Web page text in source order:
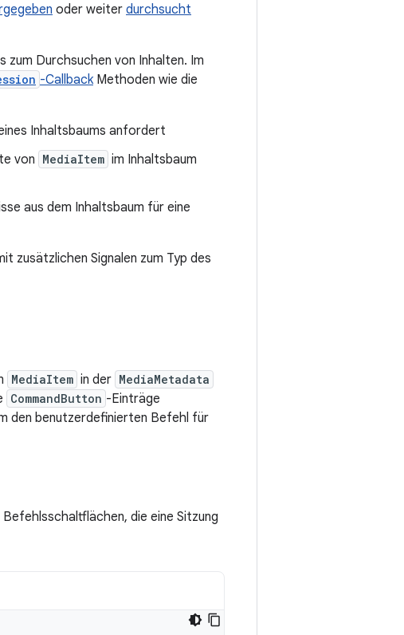
oder weiter durchsucht
zum Durchsuchen von Inhalten. Im
-CallbackMethoden wie die
Inhaltsbaums anfordert
von MediaItem im Inhaltsbaum
aus dem Inhaltsbaum für eine
zusätzlichen Signalen zum Typ des
MediaItem in der MediaMetadata
CommandButton -Einträge
den benutzerdefinierten Befehl für
die eine Sitzung